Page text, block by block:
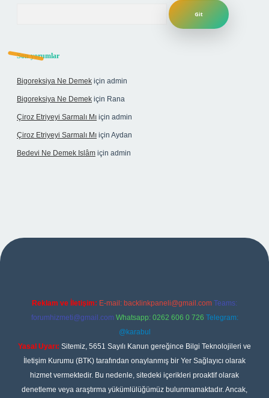
Son yorumlar
Bigoreksiya Ne Demek için admin
Bigoreksiya Ne Demek için Rana
Çiroz Etriyeyi Sarmalı Mı için admin
Çiroz Etriyeyi Sarmalı Mı için Aydan
Bedevi Ne Demek Islâm için admin
Reklam ve İletişim: E-mail: backlinkpaneli@gmail.com Teams:
forumhizmeti@gmail.com Whatsapp: 0262 606 0 726 Telegram:
@karabul
Yasal Uyarı: Sitemiz, 5651 Sayılı Kanun gereğince Bilgi Teknolojileri ve
İletişim Kurumu (BTK) tarafından onaylanmış bir Yer Sağlayıcı olarak
hizmet vermektedir. Bu nedenle, sitedeki içerikleri proaktif olarak
denetleme veya araştırma yükümlülüğümüz bulunmamaktadır. Ancak,